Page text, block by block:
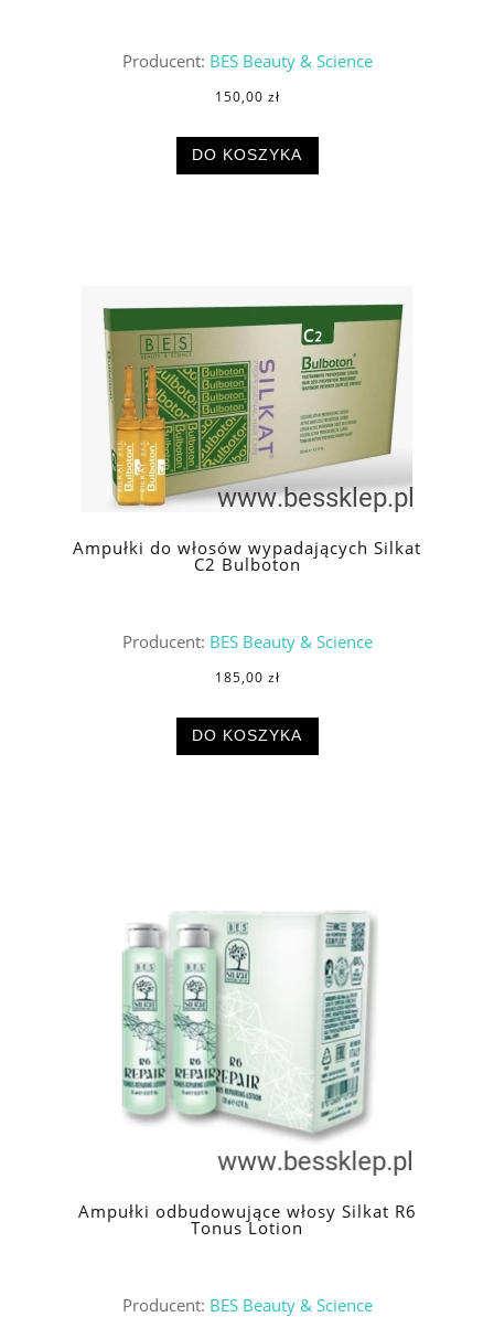
Producent: BES Beauty & Science
150,00 zł
DO KOSZYKA
Ampułki do włosów wypadających Silkat
C2 Bulboton
Producent: BES Beauty & Science
185,00 zł
DO KOSZYKA
Ampułki odbudowujące włosy Silkat R6
Tonus Lotion
Producent: BES Beauty & Science